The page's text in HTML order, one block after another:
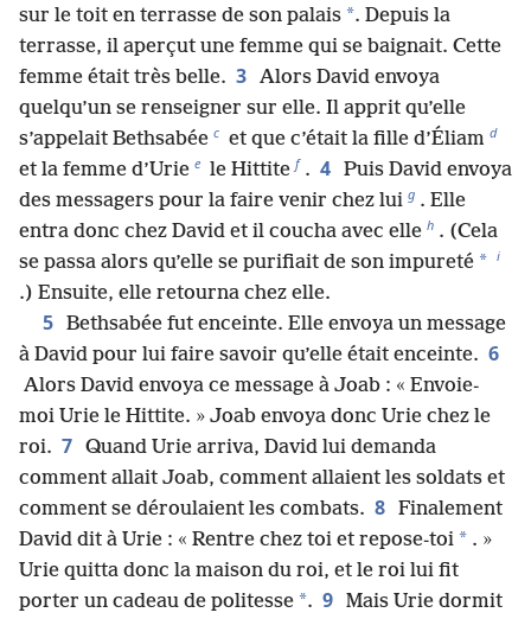
sur le toit en terrasse de son palais *. Depuis la
terrasse, il aperçut une femme qui se baignait. Cette
femme était très belle. 3 Alors David envoya
quelqu’un se renseigner sur elle. Il apprit qu’elle
s’appelait Bethsabée c et que c’était la fille d’Éliam d
et la femme d’Urie e le Hittite f . 4 Puis David envoya
des messagers pour la faire venir chez lui g . Elle
entra donc chez David et il coucha avec elle h . (Cela
se passa alors qu’elle se purifiait de son impureté * i
.) Ensuite, elle retourna chez elle.
5 Bethsabée fut enceinte. Elle envoya un message
à David pour lui faire savoir qu’elle était enceinte. 6
Alors David envoya ce message à Joab : « Envoie-
moi Urie le Hittite. » Joab envoya donc Urie chez le
roi. 7 Quand Urie arriva, David lui demanda
comment allait Joab, comment allaient les soldats et
comment se déroulaient les combats. 8 Finalement
David dit à Urie : « Rentre chez toi et repose-toi * . »
Urie quitta donc la maison du roi, et le roi lui fit
porter un cadeau de politesse *. 9 Mais Urie dormit